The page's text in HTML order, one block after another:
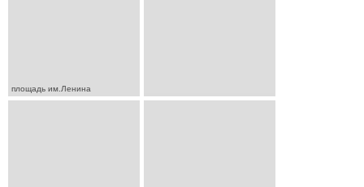
площадь им.Ленина